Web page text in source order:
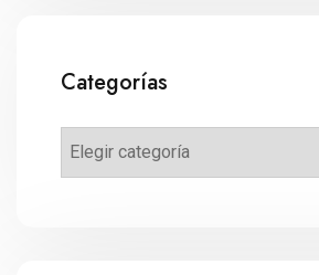
Categorías